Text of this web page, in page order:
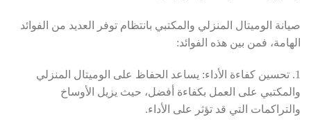
صيانة الوميتال المنزلي والمكتبي بانتظام توفر العديد من الفوائد
الهامة، فمن بين هذه الفوائد:
1. تحسين كفاءة الأداء: يساعد الحفاظ على الوميتال المنزلي
والمكتبي على العمل بكفاءة أفضل، حيث يزيل الأوساخ
والتراكمات التي قد تؤثر على الأداء.